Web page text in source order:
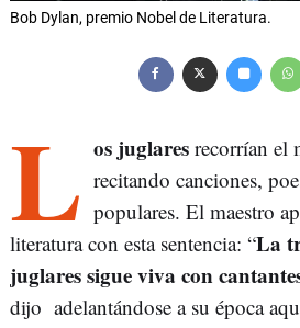
Bob Dylan, premio Nobel de Literatura.
L os juglares recorrían el
recitando canciones,
populares. El maestro
literatura con esta sentencia: “La
juglares sigue viva con
dijo adelantándose a su época